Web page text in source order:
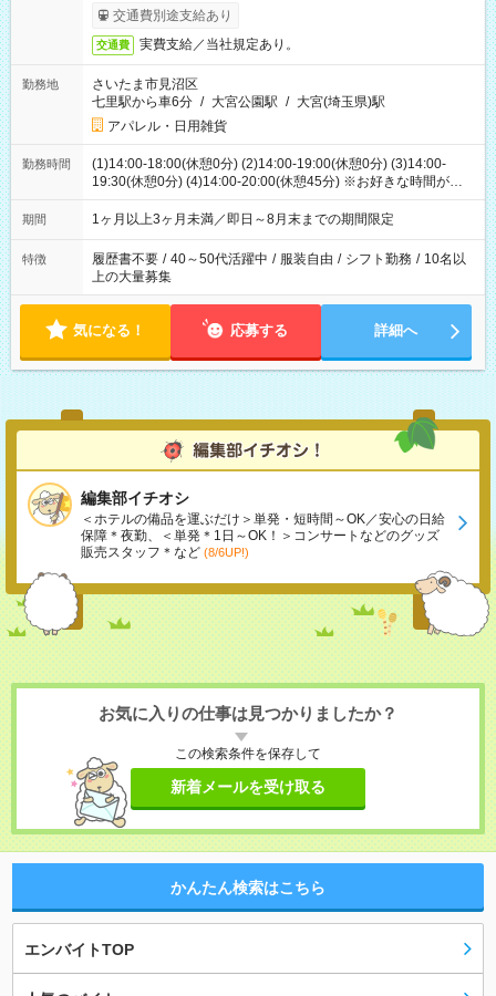
交通費別途支給あり
交通費 実費支給／当社規定あり。
勤務地
さいたま市見沼区
七里駅から車6分 / 大宮公園駅 / 大宮(埼玉県)駅
アパレル・日用雑貨
勤務時間
(1)14:00-18:00(休憩0分) (2)14:00-19:00(休憩0分) (3)14:00-
19:30(休憩0分) (4)14:00-20:00(休憩45分) ※お好きな時間が選べ
ます
期間 1ヶ月以上3ヶ月未満／即日～8月末までの期間限定
特徴 履歴書不要 / 40～50代活躍中 / 服装自由 / シフト勤務 / 10名以
上の大量募集
気になる！ 応募する 詳細へ
編集部イチオシ
＜ホテルの備品を運ぶだけ＞単発・短時間～OK／安心の日給
保障＊夜勤、＜単発＊1日～OK！＞コンサートなどのグッズ
販売スタッフ＊など (8/6UP!)
お気に入りの仕事は見つかりましたか？
この検索条件を保存して
新着メールを受け取る
かんたん検索はこちら
エンバイトTOP